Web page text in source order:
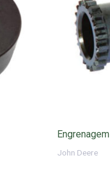
Engrenagem
John Deere